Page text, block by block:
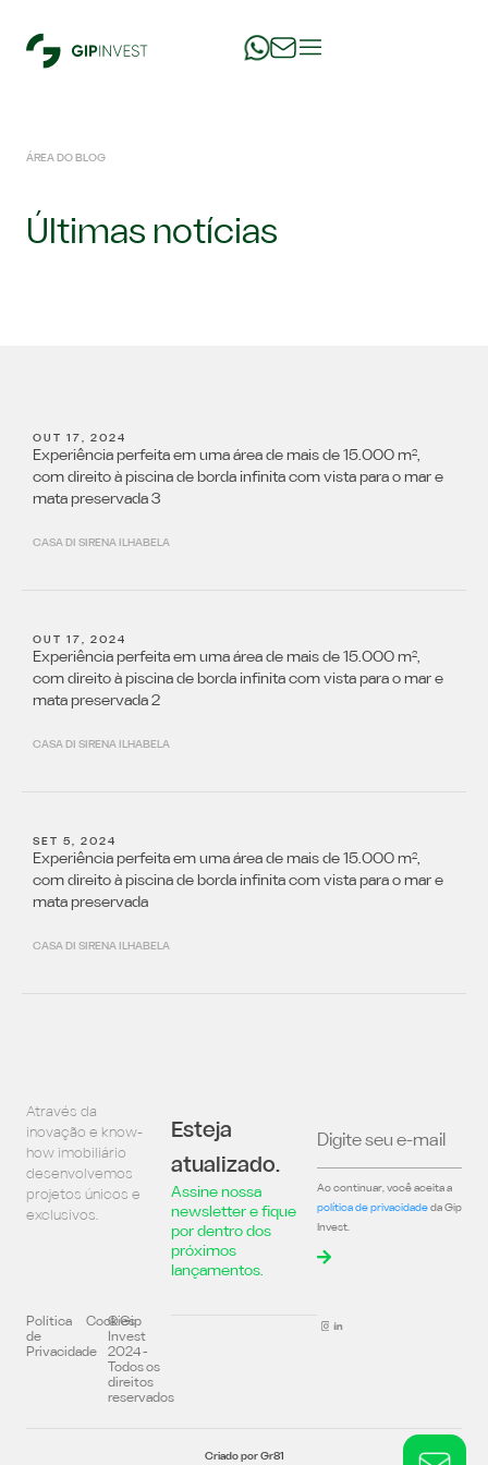
ÁREA DO BLOG
Últimas notícias
OUT 17, 2024
Experiência perfeita em uma área de mais de 15.000 m²,
com direito à piscina de borda infinita com vista para o mar e
mata preservada 3
CASA DI SIRENA ILHABELA
OUT 17, 2024
Experiência perfeita em uma área de mais de 15.000 m²,
com direito à piscina de borda infinita com vista para o mar e
mata preservada 2
CASA DI SIRENA ILHABELA
SET 5, 2024
Experiência perfeita em uma área de mais de 15.000 m²,
com direito à piscina de borda infinita com vista para o mar e
mata preservada
CASA DI SIRENA ILHABELA
Através da
inovação e know-
how imobiliário
desenvolvemos
projetos únicos e
exclusivos.
Esteja
atualizado.
Assine nossa
newsletter e fique
por dentro dos
próximos
lançamentos.
Ao continuar, você aceita a
política de privacidadeda Gip
Invest.
Política
de
Privacidade
Cookies
© Gip
Invest
2024 -
Todos os
direitos
reservados
Criado por Gr81